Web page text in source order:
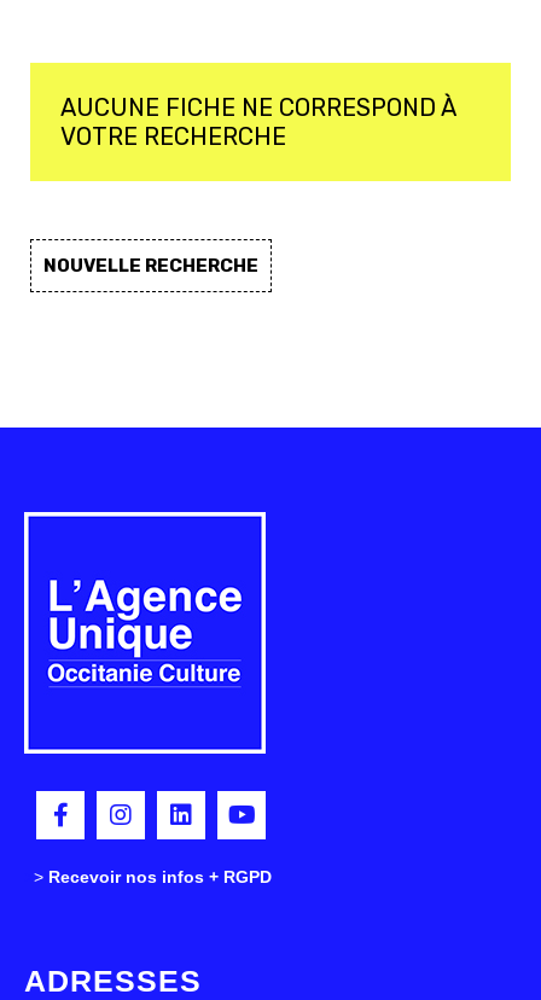
AUCUNE FICHE NE CORRESPOND À
VOTRE RECHERCHE
NOUVELLE RECHERCHE
> Recevoir nos infos + RGPD
ADRESSES